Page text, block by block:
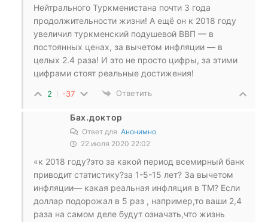
Нейтрального Туркменистана почти 3 года
продолжительности жизни! А ещё он к 2018 году
увеличил туркменский подушевой ВВП — в
постоянных ценах, за вычетом инфляции — в
целых 2.4 раза! И это не просто цифры, за этими
цифрами стоят реальные достижения!
2 -37 Ответить
Бах.доктор
Ответ для Анонимно
22 июля 2020 22:02
«к 2018 году?это за какой период всемирный банк
приводит статистику?за 1-5-15 лет? За вычетом
инфляции— какая реальная инфляция в ТМ? Если
доллар подорожал в 5 раз , например,то ваши 2,4
раза на самом деле будут означать,что жизнь